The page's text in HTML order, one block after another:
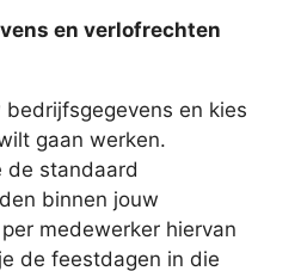
en verlofrechten
en kies
gaan werken.
de standaard
binnen jouw
medewerker hiervan
de feestdagen in die